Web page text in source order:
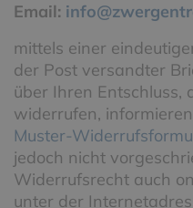
Email: info
mittels einer
der Post versandter
über Ihren Entschluss,
widerrufen,
Muster-
jedoch nicht
Widerrufsrecht auch
unter der